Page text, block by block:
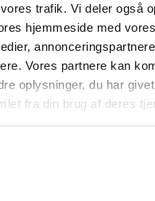
trafik. Vi deler også
hjemmeside med
Vores partnere kan
oplysninger, du har
fra din brug af deres
med finthakket
eller revet løg samt
og fast fars.
med en barneske.
en pande ved god
på panden. Brun dem
ned til middel varme